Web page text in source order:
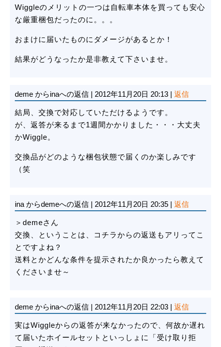
Wiggleのメリットの一つは自転車本体を買っても安心
な厳重梱包だったのに。。。
おまけに届いたものにダメージがあるとか！
結果がどうなったか是非教えて下さいませ。
deme からinaへの返信 | 2012年11月20日 20:13 | 返信
結局、交換で対応していただけるようです。
が、返答が来るまで1週間かかりました・・・大丈夫
かWiggle。
交換品がどのような梱包状態で届くのか楽しみです
（笑
ina からdemeへの返信 | 2012年11月20日 20:35 | 返信
＞demeさん
交換、ということは、コチラからの返送もアリってこ
とですよね？
送料とかどんな条件を提示されたか良かったら教えて
くださいませ～
deme からinaへの返信 | 2012年11月20日 22:03 | 返信
実はWiggleからの返答が来なかったので、何故か遅れ
て届いたホイールセットといっしょに「受け取り拒